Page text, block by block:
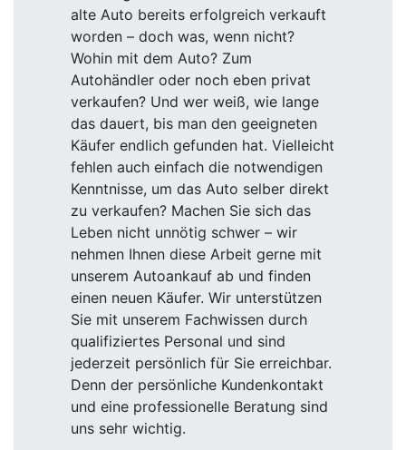
alte Auto bereits erfolgreich verkauft
worden – doch was, wenn nicht?
Wohin mit dem Auto? Zum
Autohändler oder noch eben privat
verkaufen? Und wer weiß, wie lange
das dauert, bis man den geeigneten
Käufer endlich gefunden hat. Vielleicht
fehlen auch einfach die notwendigen
Kenntnisse, um das Auto selber direkt
zu verkaufen? Machen Sie sich das
Leben nicht unnötig schwer – wir
nehmen Ihnen diese Arbeit gerne mit
unserem Autoankauf ab und finden
einen neuen Käufer. Wir unterstützen
Sie mit unserem Fachwissen durch
qualifiziertes Personal und sind
jederzeit persönlich für Sie erreichbar.
Denn der persönliche Kundenkontakt
und eine professionelle Beratung sind
uns sehr wichtig.